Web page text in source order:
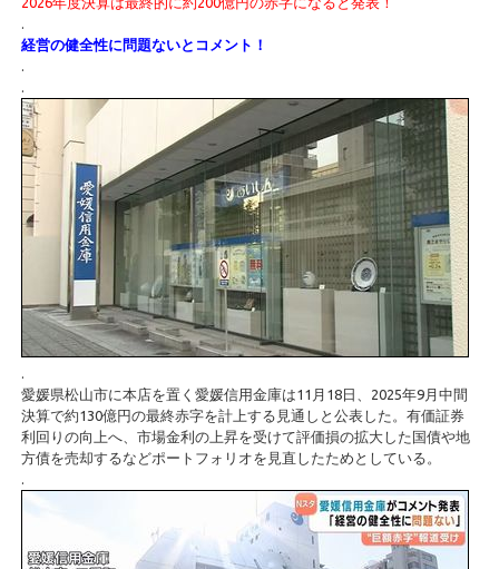
.
経営の健全性に問題ないとコメント！
.
.
.
愛媛県松山市に本店を置く愛媛信用金庫は11月18日、2025年9月中間
決算で約130億円の最終赤字を計上する見通しと公表した。有価証券
利回りの向上へ、市場金利の上昇を受けて評価損の拡大した国債や地
方債を売却するなどポートフォリオを見直したためとしている。
.